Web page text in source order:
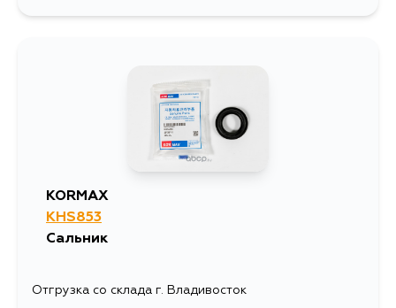
KORMAX
KHS853
Сальник
Отгрузка со склада г. Владивосток